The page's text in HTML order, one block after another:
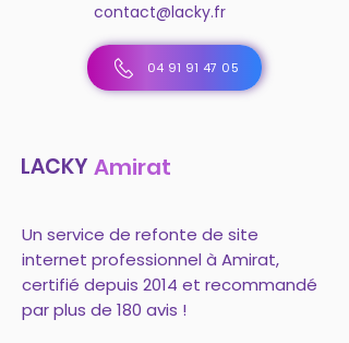
contact@lacky.fr
04 91 91 47 05
LACKY Amirat
Un service de refonte de site
internet professionnel à Amirat,
certifié depuis 2014 et recommandé
par plus de 180 avis !